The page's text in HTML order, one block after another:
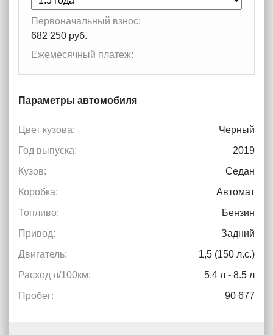
Первоначальный взнос:
682 250 руб.
Ежемесячный платеж:
Параметры автомобиля
Цвет кузова:
Черный
Год выпуска:
2019
Кузов:
Седан
Коробка:
Автомат
Топливо:
Бензин
Привод:
Задний
Двигатель:
1,5 (150 л.с.)
Расход л/100км:
5.4 л - 8.5 л
Пробег:
90 677